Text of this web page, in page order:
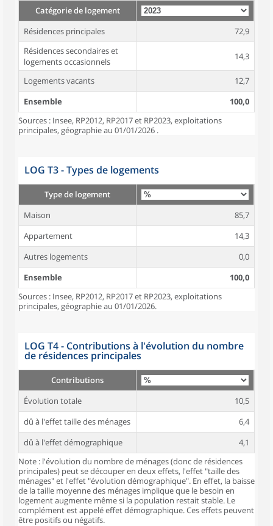
Catégorie de logement
Résidences principales
72,9
Résidences secondaires et
logements occasionnels
14,3
Logements vacants
12,7
Ensemble
100,0
Sources : Insee, RP2012, RP2017 et RP2023, exploitations
principales, géographie au 01/01/2026 .
LOG T3 - Types de logements
Type de logement
Maison
85,7
Appartement
14,3
Autres logements
0,0
Ensemble
100,0
Sources : Insee, RP2012, RP2017 et RP2023, exploitations
principales, géographie au 01/01/2026.
LOG T4 - Contributions à l'évolution du nombre
de résidences principales
Contributions
Évolution totale
10,5
dû à l'effet taille des ménages
6,4
dû à l'effet démographique
4,1
Note : l'évolution du nombre de ménages (donc de résidences
principales) peut se découper en deux effets, l'effet "taille des
ménages" et l'effet "évolution démographique". En effet, la baisse
de la taille moyenne des ménages implique que le besoin en
logement augmente même si la population restait stable. Le
complément est appelé effet démographique. Ces effets peuvent
être positifs ou négatifs.